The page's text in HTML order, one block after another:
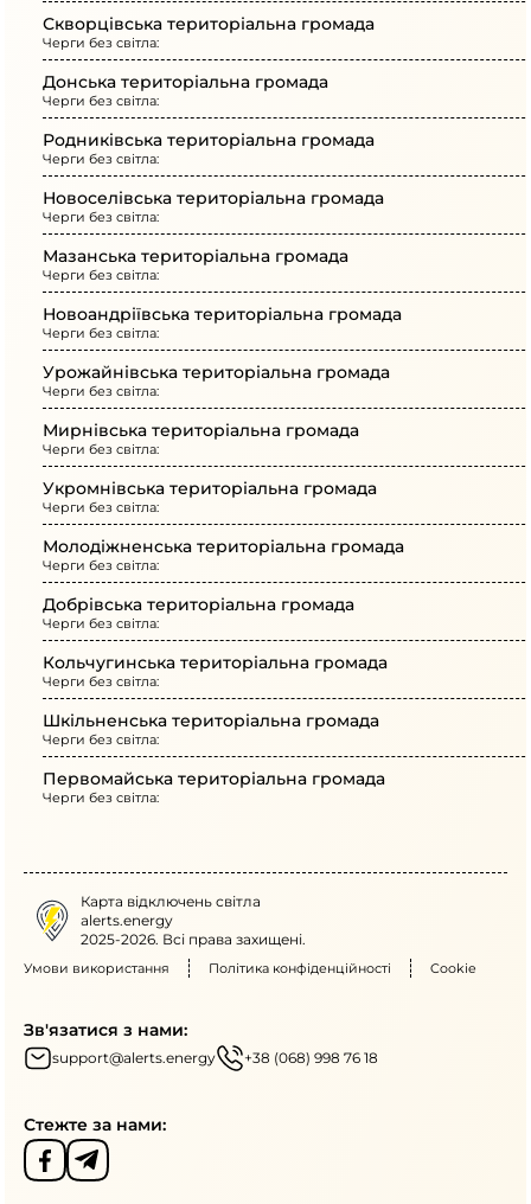
Скворцівська територіальна громада
Черги без світла:
Донська територіальна громада
Черги без світла:
Родниківська територіальна громада
Черги без світла:
Новоселівська територіальна громада
Черги без світла:
Мазанська територіальна громада
Черги без світла:
Новоандріївська територіальна громада
Черги без світла:
Урожайнівська територіальна громада
Черги без світла:
Мирнівська територіальна громада
Черги без світла:
Укромнівська територіальна громада
Черги без світла:
Молодіжненська територіальна громада
Черги без світла:
Добрівська територіальна громада
Черги без світла:
Кольчугинська територіальна громада
Черги без світла:
Шкільненська територіальна громада
Черги без світла:
Первомайська територіальна громада
Черги без світла:
Карта відключень світла
alerts.energy
2025-2026. Всі права захищені.
Умови використання Політика конфіденційності Cookie
Зв'язатися з нами:
support@alerts.energy +38 (068) 998 76 18
Стежте за нами: